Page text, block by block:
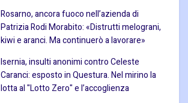
Rosarno, ancora fuoco nell’azienda di
Patrizia Rodi Morabito: «Distrutti melograni,
kiwi e aranci. Ma continuerò a lavorare»
Isernia, insulti anonimi contro Celeste
Caranci: esposto in Questura. Nel mirino la
lotta al "Lotto Zero" e l’accoglienza